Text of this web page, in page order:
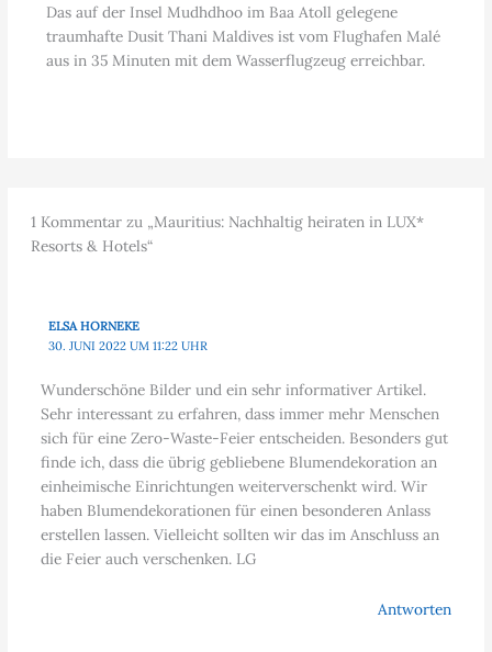
Das auf der Insel Mudhdhoo im Baa Atoll gelegene
traumhafte Dusit Thani Maldives ist vom Flughafen Malé
aus in 35 Minuten mit dem Wasserflugzeug erreichbar.
1 Kommentar zu „Mauritius: Nachhaltig heiraten in LUX*
Resorts & Hotels“
ELSA HORNEKE
30. JUNI 2022 UM 11:22 UHR
Wunderschöne Bilder und ein sehr informativer Artikel.
Sehr interessant zu erfahren, dass immer mehr Menschen
sich für eine Zero-Waste-Feier entscheiden. Besonders gut
finde ich, dass die übrig gebliebene Blumendekoration an
einheimische Einrichtungen weiterverschenkt wird. Wir
haben Blumendekorationen für einen besonderen Anlass
erstellen lassen. Vielleicht sollten wir das im Anschluss an
die Feier auch verschenken. LG
Antworten